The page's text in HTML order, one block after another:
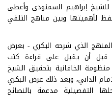
للشيخ إبراهيم السمنودي وأعطى
لأهميتها وبين مناهج التلقي
الذي شرحه البكري - بعرض
قبل أن يقبل على قراءة كتب
منظومة الخاقانية بتحقيق الشيخ
الداني، وبعد ذلك عرض البكري
التفصيلية مدعمة بالنصائح